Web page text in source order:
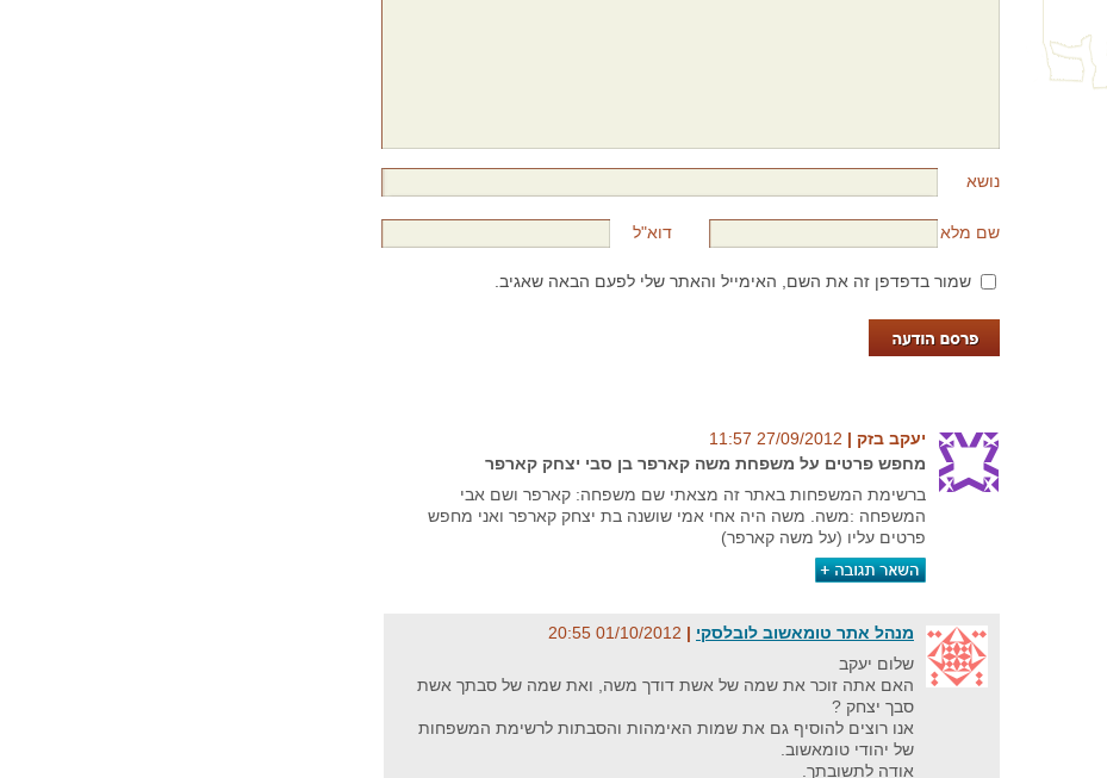
שם מלא דוא"ל
נושא
שמור בדפדפן זה את השם, האימייל והאתר שלי לפעם הבאה שאגיב.
יעקב בזק‏ |
מחפש פרטים על משפחת משה קארפר בן סבי יצחק קארפר
ברשימת המשפחות באתר זה מצאתי שם משפחה: קארפר ושם אבי
המשפחה :משה. משה היה אחי אמי שושנה בת יצחק קארפר ואני מחפש
פרטים עליו (על משה קארפר)
מנהל אתר טומאשוב לובלסקי ‏ |
שלום יעקב
האם אתה זוכר את שמה של אשת דודך משה, ואת שמה של סבתך אשת
סבך יצחק ?
אנו רוצים להוסיף גם את שמות האימהות והסבתות לרשימת המשפחות
של יהודי טומאשוב.
אודה לתשובתך.